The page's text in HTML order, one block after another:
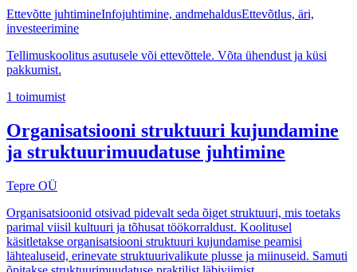
Ettevõtte juhtimineInfojuhtimine, andmehaldusEttevõtlus, äri,
investeerimine
Tellimuskoolitus asutusele või ettevõttele. Võta ühendust ja küsi
pakkumist.
1 toimumist
Organisatsiooni struktuuri kujundamine
ja struktuurimuudatuse juhtimine
Tepre OÜ
Organisatsioonid otsivad pidevalt seda õiget struktuuri, mis toetaks
parimal viisil kultuuri ja tõhusat töökorraldust. Koolitusel
käsitletakse organisatsiooni struktuuri kujundamise peamisi
lähtealuseid, erinevate struktuurivalikute plusse ja miinuseid. Samuti